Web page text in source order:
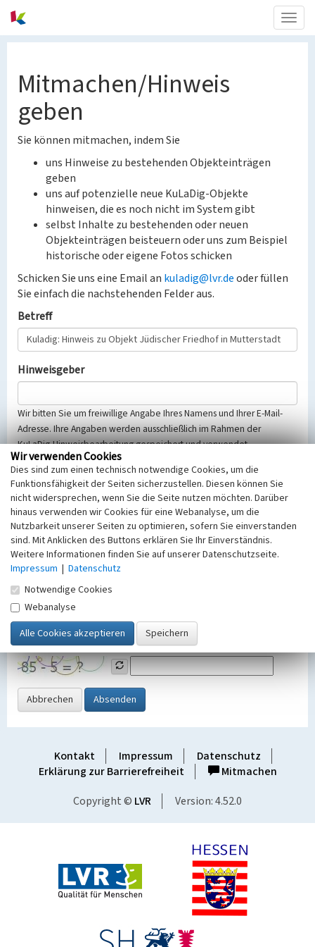
Mitmachen/Hinweis
geben
Sie können mitmachen, indem Sie
uns Hinweise zu bestehenden Objekteinträgen
geben
uns auf potenzielle neue KuLaDig-Objekte
hinweisen, die es noch nicht im System gibt
selbst Inhalte zu bestehenden oder neuen
Objekteinträgen beisteuern oder uns zum Beispiel
historische oder eigene Fotos schicken
Schicken Sie uns eine Email an kuladig@lvr.deoder füllen
Sie einfach die nachstehenden Felder aus.
Betreff
Hinweisgeber
Wir bitten Sie um freiwillige Angabe Ihres Namens und Ihrer E-Mail-
Adresse. Ihre Angaben werden ausschließlich im Rahmen der
KuLaDig-Hinweisbearbeitung gespeichert und verwendet.
Selbstverständlich werden diese entsprechend der Vorschriften des
Telemediengesetzes, des Datenschutzgesetzes NRW und der seit
dem 25.05.2018 gültigen Europäischen Datenschutzgrundverordnung
(EU-DSGVO) vertraulich behandelt, beachten Sie bitte unsere
Hinweise zumDatenschutz
Nachricht
SicherheitsabfrageTragen Sie unten das Rechenergebnis aus der
Grafik ein
Abbrechen Absenden
Kontakt Impressum
Datenschutz
Erklärung zur Barrierefreiheit
Mitmachen
Copyright © LVR Version: 4.52.0
Wir verwenden Cookies
Dies sind zum einen technisch notwendige Cookies, um die
Funktionsfähigkeit der Seiten sicherzustellen. Diesen können Sie
nicht widersprechen, wenn Sie die Seite nutzen möchten. Darüber
hinaus verwenden wir Cookies für eine Webanalyse, um die
Nutzbarkeit unserer Seiten zu optimieren, sofern Sie einverstanden
sind. Mit Anklicken des Buttons erklären Sie Ihr Einverständnis.
Weitere Informationen finden Sie auf unserer Datenschutzseite.
Impressum | Datenschutz
Notwendige Cookies
Webanalyse